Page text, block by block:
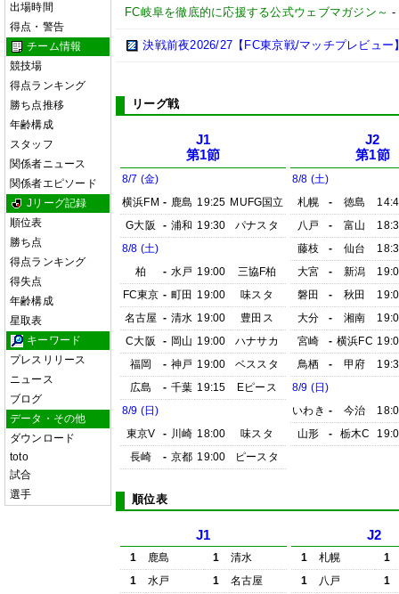
出場時間
得点・警告
チーム情報
競技場
得点ランキング
勝ち点推移
年齢構成
スタッフ
関係者ニュース
関係者エピソード
Jリーグ記録
順位表
勝ち点
得点ランキング
得失点
年齢構成
星取表
キーワード
プレスリリース
ニュース
ブログ
データ・その他
ダウンロード
toto
試合
選手
FC岐阜を徹底的に応援する公式ウェブマガジン～ -
決戦前夜2026/27【FC東京戦/マッチプレビュー
リーグ戦
J1
第1節
8/7 (金)
横浜FM - 鹿島 19:25 MUFG国立
G大阪
- 浦和 19:30
パナスタ
8/8 (土)
柏
- 水戸 19:00
三協F柏
FC東京 - 町田 19:00
味スタ
名古屋 - 清水 19:00
豊田ス
C大阪
- 岡山 19:00
ハナサカ
福岡
- 神戸 19:00
ベススタ
広島
- 千葉 19:15
Eピース
8/9 (日)
東京V
- 川崎 18:00
味スタ
長崎
- 京都 19:00 ピースタ
J2
第1節
8/8 (土)
札幌
- 徳島
八戸
- 富山
藤枝
- 仙台
大宮
- 新潟
磐田
- 秋田
大分
- 湘南
宮崎
- 横浜FC
鳥栖
- 甲府
8/9 (日)
いわき - 今治
山形
- 栃木C
順位表
J1
1 鹿島 1
清水
1
水戸 1
名古屋
J2
1 札幌
1
1
八戸
1